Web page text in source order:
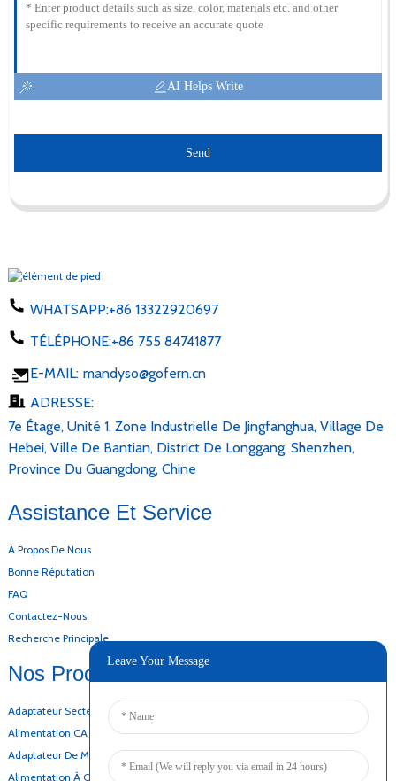
AI Helps Write
Send
WHATSAPP:+86 13322920697
TÉLÉPHONE:+86 755 84741877
E-MAIL: mandyso@gofern.cn
ADRESSE:
7e Étage, Unité 1, Zone Industrielle De Jingfanghua, Village De
Hebei, Ville De Bantian, District De Longgang, Shenzhen,
Province Du Guangdong, Chine
Assistance Et Service
À Propos De Nous
Bonne Réputation
FAQ
Contactez-Nous
Recherche Principale
Nos Produits
Adaptateur Secteur De Bureau
Alimentation CA CC
Adaptateur De Montage Mural
Alimentation À Cadre Ouvert
Leave Your Message